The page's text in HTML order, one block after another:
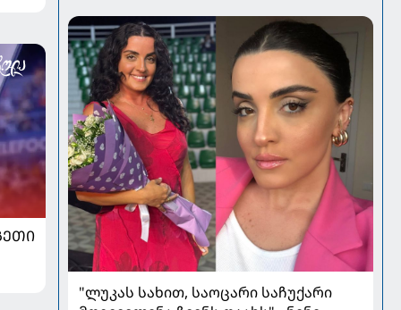
როდრიგესის ქორწილზე წერს
"ლუკას სახით, საოცარი საჩუქარი